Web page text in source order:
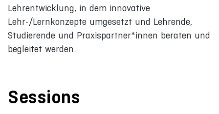
Lehrentwicklung, in dem innovative
Lehr-/Lernkonzepte umgesetzt und Lehrende,
Studierende und Praxispartner*innen beraten und
begleitet werden.
Sessions